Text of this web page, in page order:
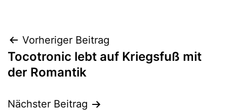
Beitragsnavigation
Vorheriger Beitrag
Tocotronic lebt auf Kriegsfuß mit
der Romantik
Nächster Beitrag